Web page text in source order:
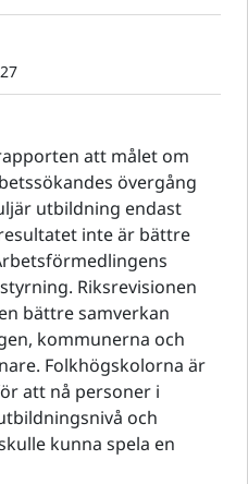
att målet om
övergång
utbildning endast
inte är bättre
Riksrevisionen
bättre samverkan
kommunerna och
Folkhögskolorna är
att nå personer i
och
kunna spela en